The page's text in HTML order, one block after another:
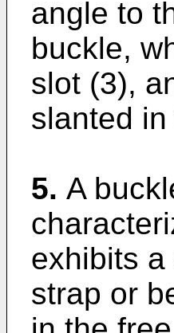
angle to
buckle,
slot (3),
slanted
5. A
exhibits
strap or